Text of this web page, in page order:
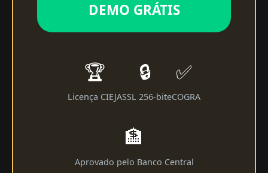
DEMO GRÁTIS
🏆
Licença CIEJA
🔒
SSL 256-bit
✅
eCOGRA
🏦
Aprovado pelo Banco Central